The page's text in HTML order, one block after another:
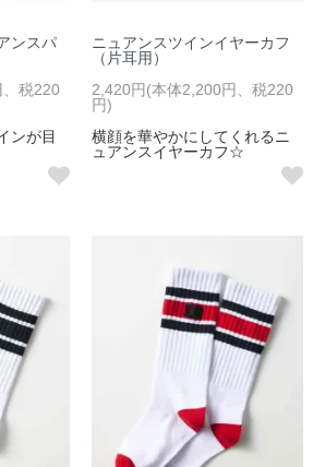
ンスパ
税220
ンが目
ニュアンスツインイヤーカフ
（片耳用）
2,420円(本体2,200円、税220
円)
横顔を華やかにしてくれるニ
ュアンスイヤーカフ☆